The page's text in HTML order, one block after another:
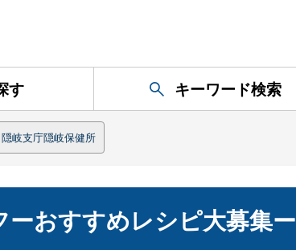
す キーワード検索
隠岐支庁隠岐保健所
おすすめレシピ大募集ー